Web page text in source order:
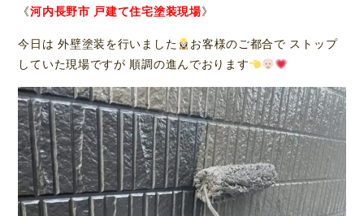
《河内長野市 戸建て住宅塗装現場》
今日は 外壁塗装を行いました
お客様のご都合で ストップ
していた現場ですが 順調の進んでおります